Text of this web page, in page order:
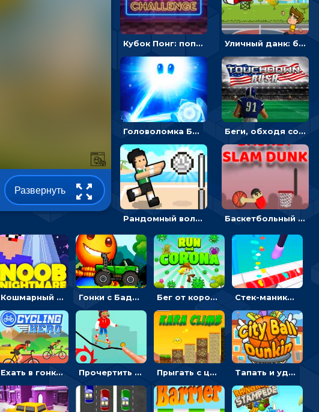
Кубок Понг: попади мячиком в стакан и напои соперника Уличный данк: бросать мяч в баскетбольное кольцо - спортивные
Головоломка Бог Света - проложи луч жизни Беги, обходя соперников и собирай бонусы - американский футбол
Рандомный волейбол: ударь по мячу и забей очко на поле соперника Баскетбольный Слэм-Данк: бросай в кольцо, выпрыгивая в воздух
Развернуть
Кошмарный сон Нуба: балансируй, чтобы выжить Гонки с Бадди: ехать на джипе и собирать монеты Бег от коронавируса: держать дистанцию, чтобы не заразиться Стек-маникюр для девочек: красить ногти и избегать пил
Ехать в гонке на велосипедах через трамплины к финишу на скорость - спортивные Прочертить линию, чтобы проехать на скейте, через преграды к финишу - для мальчиков Прыгать с цыпленком по столбикам вверх, чтобы собирать время - гиперказуальные Тапать и удерживать баскетбольный мяч, чтобы попадать в кольца - спортивные